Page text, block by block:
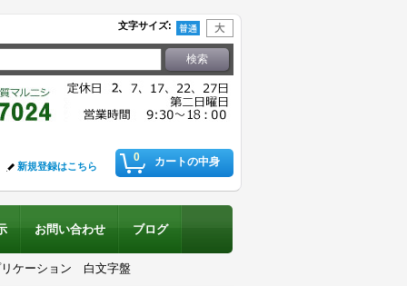
文字サイズ:
0 カートの中身
新規登録はこちら
お問い合わせ ブログ
ケーション 白文字盤